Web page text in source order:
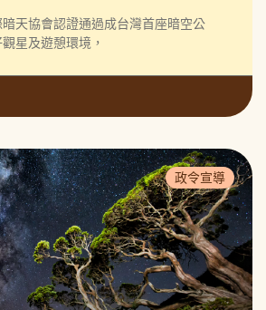
天協會認證通過成台灣首座暗空公
星及遊憩環境，
政令宣導